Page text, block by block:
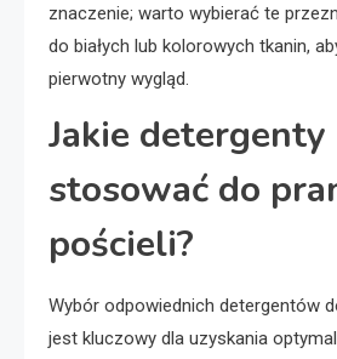
znaczenie; warto wybierać te
do białych lub kolorowych tkanin,
pierwotny wygląd.
Jakie
stosować do
pościeli?
Wybór odpowiednich detergentów
jest kluczowy dla uzyskania